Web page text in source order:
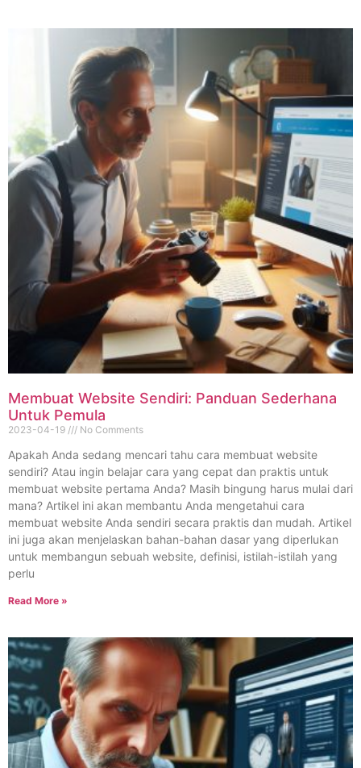
Membuat Website Sendiri: Panduan Sederhana
Untuk Pemula
2023-04-19 No Comments
Apakah Anda sedang mencari tahu cara membuat website
sendiri? Atau ingin belajar cara yang cepat dan praktis untuk
membuat website pertama Anda? Masih bingung harus mulai dari
mana? Artikel ini akan membantu Anda mengetahui cara
membuat website Anda sendiri secara praktis dan mudah. Artikel
ini juga akan menjelaskan bahan-bahan dasar yang diperlukan
untuk membangun sebuah website, definisi, istilah-istilah yang
perlu
Read More »